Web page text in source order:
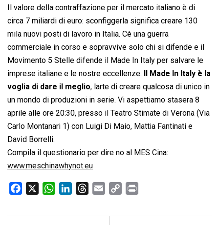
Il valore della contraffazione per il mercato italiano è di
circa 7 miliardi di euro: sconfiggerla significa creare 130
mila nuovi posti di lavoro in Italia. Cè una guerra
commerciale in corso e sopravvive solo chi si difende e il
Movimento 5 Stelle difende il Made In Italy per salvare le
imprese italiane e le nostre eccellenze.
Il Made In Italy è la
voglia di dare il meglio, larte di creare qualcosa di unico in
un mondo di produzioni in serie. Vi aspettiamo stasera 8
aprile alle ore 20:30, presso il Teatro Stimate di Verona (Via
Carlo Montanari 1) con Luigi Di Maio, Mattia Fantinati e
David Borrelli.
Compila il questionario per dire no al MES Cina:
www.meschinawhynot.eu
c
W
a
n
r
a
p
i